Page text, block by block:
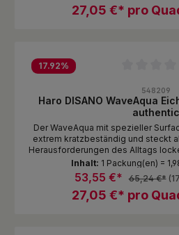
27,05 €* pro
17.92%
548209
Haro DISANO WaveAqua
authentic
Der WaveAqua mit spezieller
extrem kratzbeständig und steckt
Herausforderungen des Alltags
Nässeschutz unempfindlich gegen
ist echte DISANO Qualität
27,05 €* pro
53,55 €* 65,24 €*
Inhalt: 1 Packung(en) =